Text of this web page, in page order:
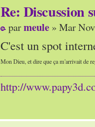
Re: Discussion
parmeule » Mar
C'est un spot
Mon Dieu, et dire que ça m'arrivait de
http://